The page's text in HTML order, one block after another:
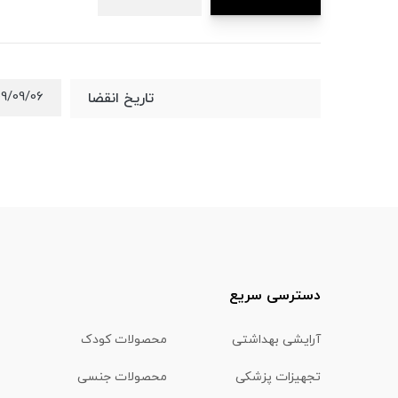
تاریخ انقضا 09/06
دسترسی سریع
آرایشی بهداشتی محصولات کودک
تجهیزات پزشکی محصولات جنسی